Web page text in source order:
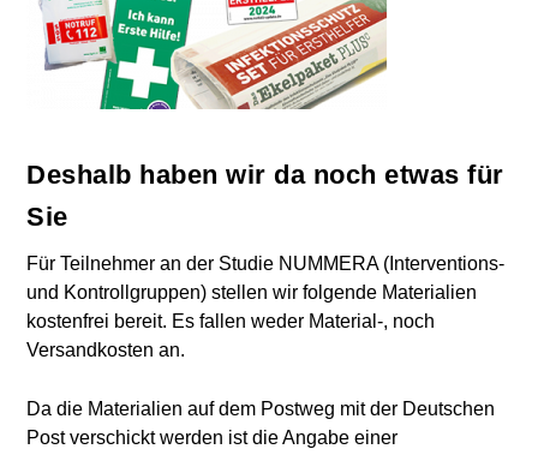
Deshalb haben wir da noch etwas für
Sie
Für Teilnehmer an der Studie NUMMERA (Interventions-
und Kontrollgruppen) stellen wir folgende Materialien
kostenfrei bereit. Es fallen weder Material-, noch
Versandkosten an.
Da die Materialien auf dem Postweg mit der Deutschen
Post verschickt werden ist die Angabe einer